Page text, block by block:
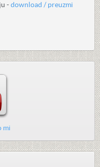
-download / preuzmi
mi